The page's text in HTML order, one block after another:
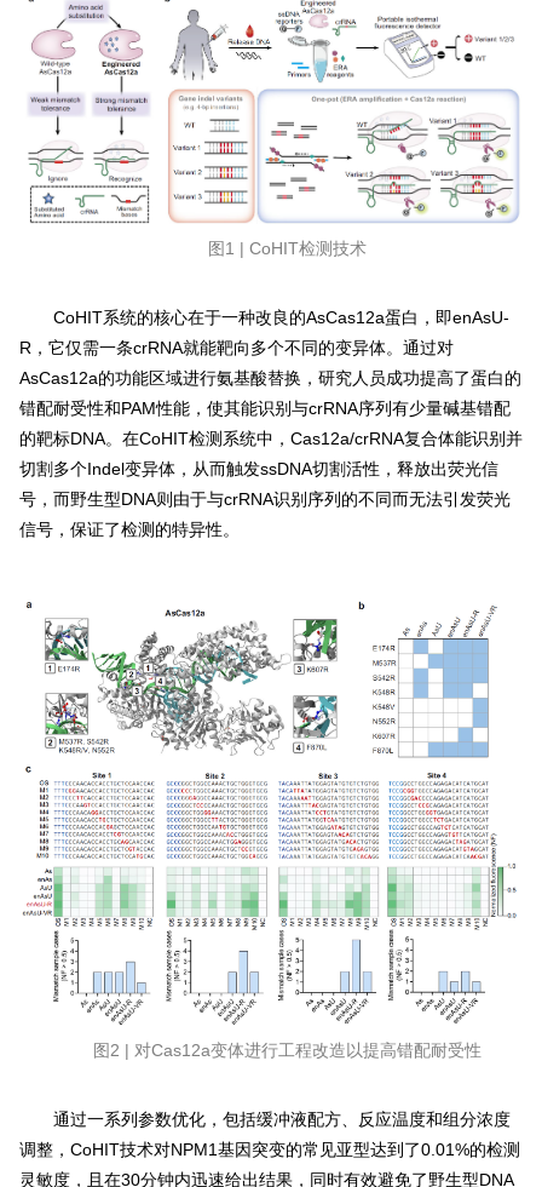
图1 | CoHIT检测技术
CoHIT系统的核心在于一种改良的AsCas12a蛋白，即enAsU-
R，它仅需一条crRNA就能靶向多个不同的变异体。通过对
AsCas12a的功能区域进行氨基酸替换，研究人员成功提高了蛋白的
错配耐受性和PAM性能，使其能识别与crRNA序列有少量碱基错配
的靶标DNA。在CoHIT检测系统中，Cas12a/crRNA复合体能识别并
切割多个Indel变异体，从而触发ssDNA切割活性，释放出荧光信
号，而野生型DNA则由于与crRNA识别序列的不同而无法引发荧光
信号，保证了检测的特异性。
图2 | 对Cas12a变体进行工程改造以提高错配耐受性
通过一系列参数优化，包括缓冲液配方、反应温度和组分浓度
调整，CoHIT技术对NPM1基因突变的常见亚型达到了0.01%的检测
灵敏度，且在30分钟内迅速给出结果，同时有效避免了野生型DNA